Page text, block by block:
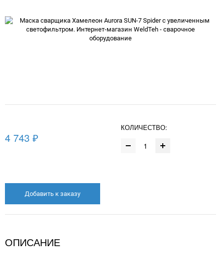
4 743 ₽
КОЛИЧЕСТВО:
Добавить к заказу
ОПИСАНИЕ